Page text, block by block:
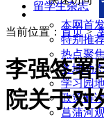
本网首
特别推
热点聚焦
各地动态
学习园
政策解
菖蒲河
留学生杂志
当前位置： 首页>
李强签署
院关于对